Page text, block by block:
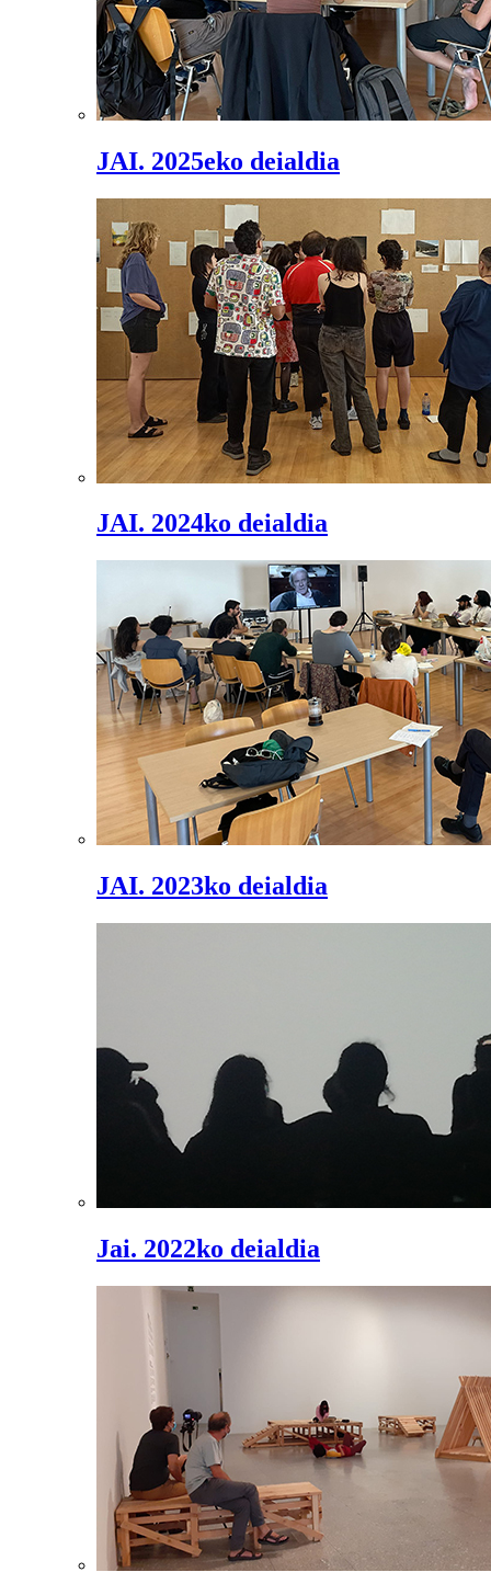
JAI. 2025eko deialdia
JAI. 2024ko deialdia
JAI. 2023ko deialdia
Jai. 2022ko deialdia